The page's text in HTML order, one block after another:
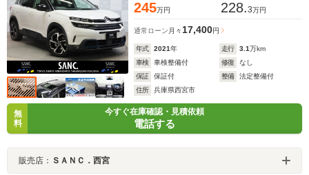
245万円 228.3万円
通常ローン 月々 17,400円
年式 2021年 走行 3.1万km
車検
車検整備付 修復
なし
保証
保証付 整備
法定整備付
住所
兵庫県西宮市
無
料
今すぐ在庫確認・見積依頼
電話する
販売店： ＳＡＮＣ．西宮